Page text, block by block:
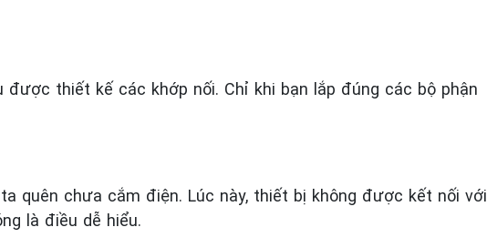
thiết kế các khớp nối. Chỉ khi bạn lắp đúng các bộ phận
quên chưa cắm điện. Lúc này, thiết bị không được kết nối với
là điều dễ hiểu.